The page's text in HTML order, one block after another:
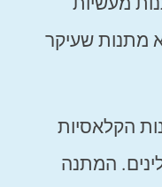
מתנות שעיקר
הקלאסיות
המתנה